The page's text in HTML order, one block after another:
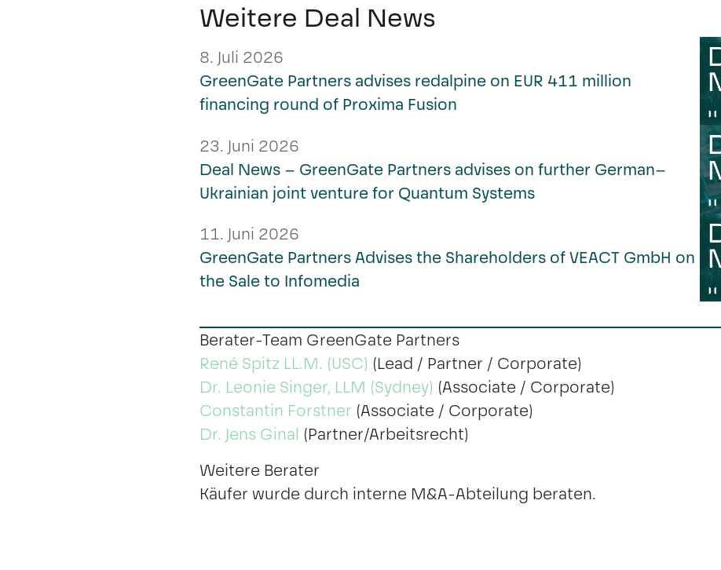
Weitere Deal News
8. Juli 2026
GreenGate Partners advises redalpine on EUR 411 million
financing round of Proxima Fusion
23. Juni 2026
Deal News – GreenGate Partners advises on further German–
Ukrainian joint venture for Quantum Systems
11. Juni 2026
GreenGate Partners Advises the Shareholders of VEACT GmbH on
the Sale to Infomedia
Berater-Team GreenGate Partners
René Spitz LL.M. (USC) (Lead / Partner / Corporate)
Dr. Leonie Singer, LLM (Sydney) (Associate / Corporate)
Constantin Forstner (Associate / Corporate)
Dr. Jens Ginal (Partner/Arbeitsrecht)
Weitere Berater
Käufer wurde durch interne M&A-Abteilung beraten.